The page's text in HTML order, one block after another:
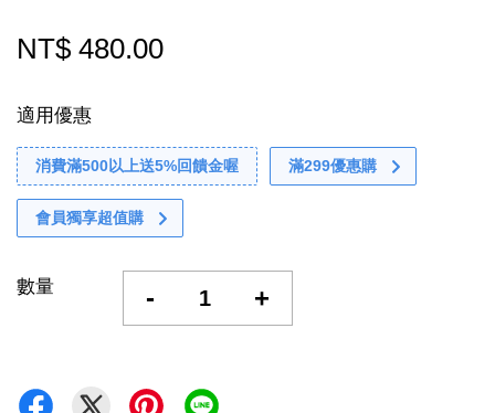
NT$ 480.00
適用優惠
消費滿500以上送5%回饋金喔 滿299優惠購
會員獨享超值購
數量 - +